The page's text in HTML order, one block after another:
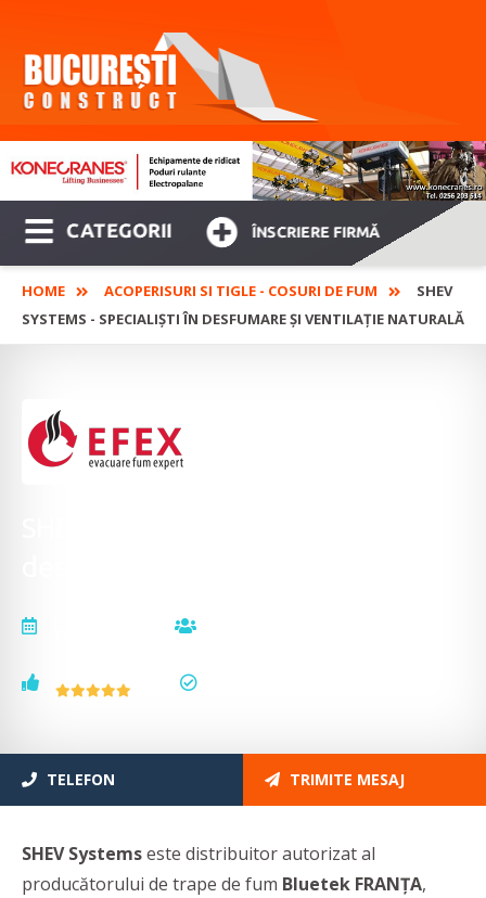
CATEGORII ÎNSCRIERE FIRMĂ
HOME ACOPERISURI SI TIGLE - COSURI DE FUM
SHEV
SYSTEMS - SPECIALIȘTI ÎN DESFUMARE ȘI VENTILAȚIE NATURALĂ
TELEFON TRIMITE MESAJ
SHEV Systemseste distribuitor autorizat al
producătorului de trape de fum Bluetek FRANȚA,